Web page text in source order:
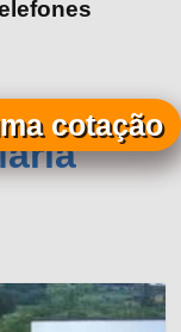
para
cotação